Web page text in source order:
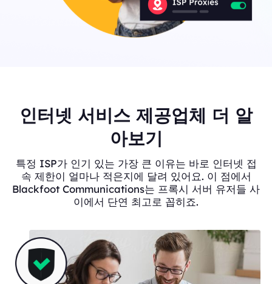
인터넷 서비스 제공업체 더 알
아보기
특정 ISP가 인기 있는 가장 큰 이유는 바로 인터넷 접
속 제한이 얼마나 적은지에 달려 있어요. 이 점에서
Blackfoot Communications는 프록시 서버 유저들 사
이에서 단연 최고로 꼽히죠.